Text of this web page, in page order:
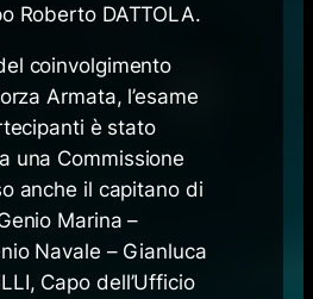
Roberto DATTOLA.
coinvolgimento
Armata, l’esame
è stato
una Commissione
anche il capitano di
Marina –
Navale – Gianluca
Capo dell’Ufficio